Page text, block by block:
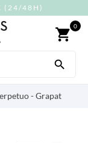
(24/48H)
shopping_cart 0

- Grapat